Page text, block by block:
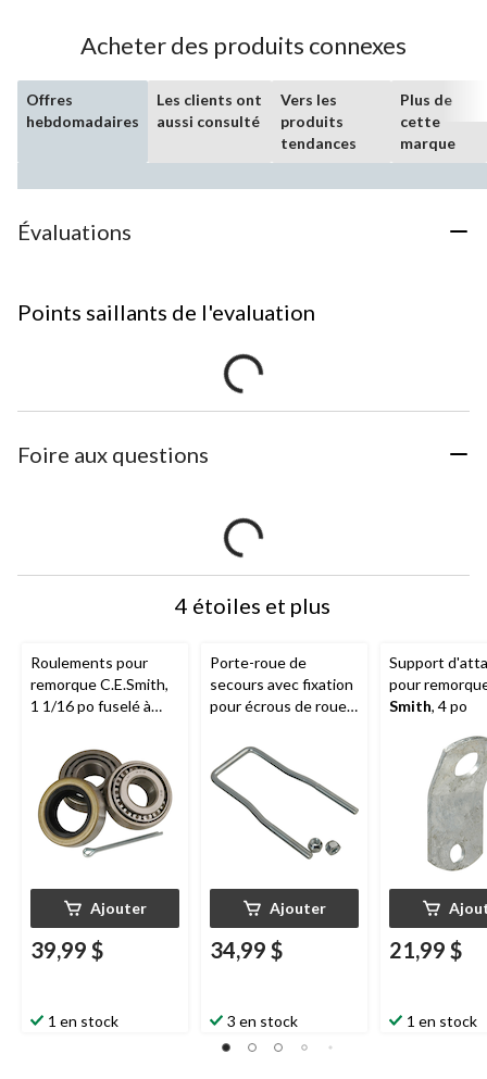
Acheter des produits connexes
Offres
hebdomadaires
Les clients ont
aussi consulté
Vers les
produits
tendances
Plus de
cette
marque
Évaluations
Points saillants de l'evaluation
Foire aux questions
4 étoiles et plus
Roulements pour
remorque C.E.Smith,
1 1/16 po fuselé à
Ajouter
39,99 $
1 en stock
Porte-roue de
secours avec fixation
pour écrous de roue
Ajouter
34,99 $
3 en stock
Support
pour
Smith, 4 po
21,99 $
1 en stock